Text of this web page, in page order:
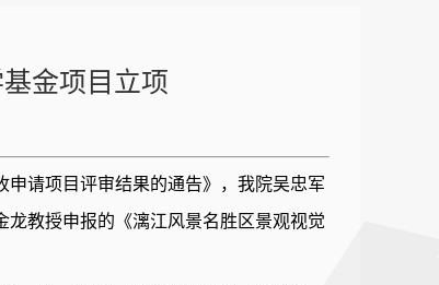
金项目立项
请项目评审结果的通告》，我院吴忠军
教授申报的《漓江风景名胜区景观视觉